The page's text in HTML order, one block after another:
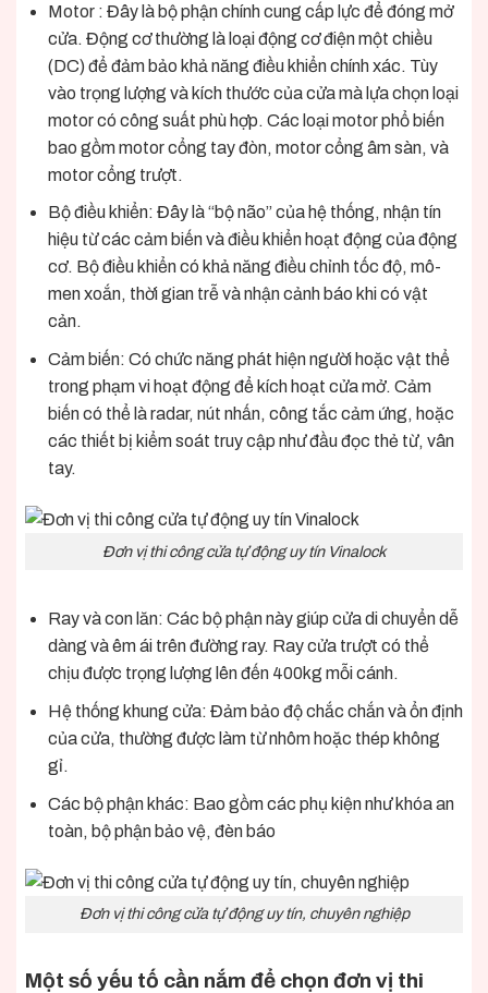
Motor : Đây là bộ phận chính cung cấp lực để đóng mở
cửa. Động cơ thường là loại động cơ điện một chiều
(DC) để đảm bảo khả năng điều khiển chính xác. Tùy
vào trọng lượng và kích thước của cửa mà lựa chọn loại
motor có công suất phù hợp. Các loại motor phổ biến
bao gồm motor cổng tay đòn, motor cổng âm sàn, và
motor cổng trượt.
Bộ điều khiển: Đây là “bộ não” của hệ thống, nhận tín
hiệu từ các cảm biến và điều khiển hoạt động của động
cơ. Bộ điều khiển có khả năng điều chỉnh tốc độ, mô-
men xoắn, thời gian trễ và nhận cảnh báo khi có vật
cản.
Cảm biến: Có chức năng phát hiện người hoặc vật thể
trong phạm vi hoạt động để kích hoạt cửa mở. Cảm
biến có thể là radar, nút nhấn, công tắc cảm ứng, hoặc
các thiết bị kiểm soát truy cập như đầu đọc thẻ từ, vân
tay.
Đơn vị thi công cửa tự động uy tín Vinalock
Ray và con lăn: Các bộ phận này giúp cửa di chuyển dễ
dàng và êm ái trên đường ray. Ray cửa trượt có thể
chịu được trọng lượng lên đến 400kg mỗi cánh.
Hệ thống khung cửa: Đảm bảo độ chắc chắn và ổn định
của cửa, thường được làm từ nhôm hoặc thép không
gỉ.
Các bộ phận khác: Bao gồm các phụ kiện như khóa an
toàn, bộ phận bảo vệ, đèn báo
Đơn vị thi công cửa tự động uy tín, chuyên nghiệp
Một số yếu tố cần nắm để chọn đơn vị thi